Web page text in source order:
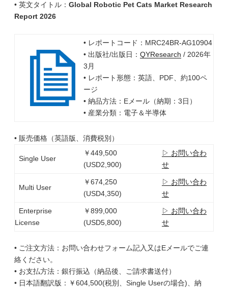
• 英文タイトル： Global Robotic Pet Cats Market Research
Report 2026
• レポートコード：MRC24BR-AG10904
• 出版社/出版日： QYResearch / 2026年
3月
• レポート形態：英語、PDF、約100ペ
ージ
• 納品方法：Eメール（納期：3日）
• 産業分類：電子＆半導体
• 販売価格（英語版、消費税別）
Single User
￥449,500
(USD2,900)
▷ お問い合わ
せ
Multi User
￥674,250
(USD4,350)
▷ お問い合わ
せ
Enterprise
License
￥899,000
(USD5,800)
▷ お問い合わ
せ
• ご注文方法：お問い合わせフォーム記入又はEメールでご連
絡ください。
• お支払方法：銀行振込（納品後、ご請求書送付）
• 日本語翻訳版：￥604,500(税別、Single Userの場合)、納